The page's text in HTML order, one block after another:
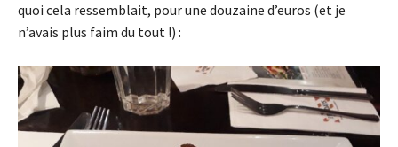
quoi cela ressemblait, pour une douzaine d’euros (et je
n’avais plus faim du tout !) :